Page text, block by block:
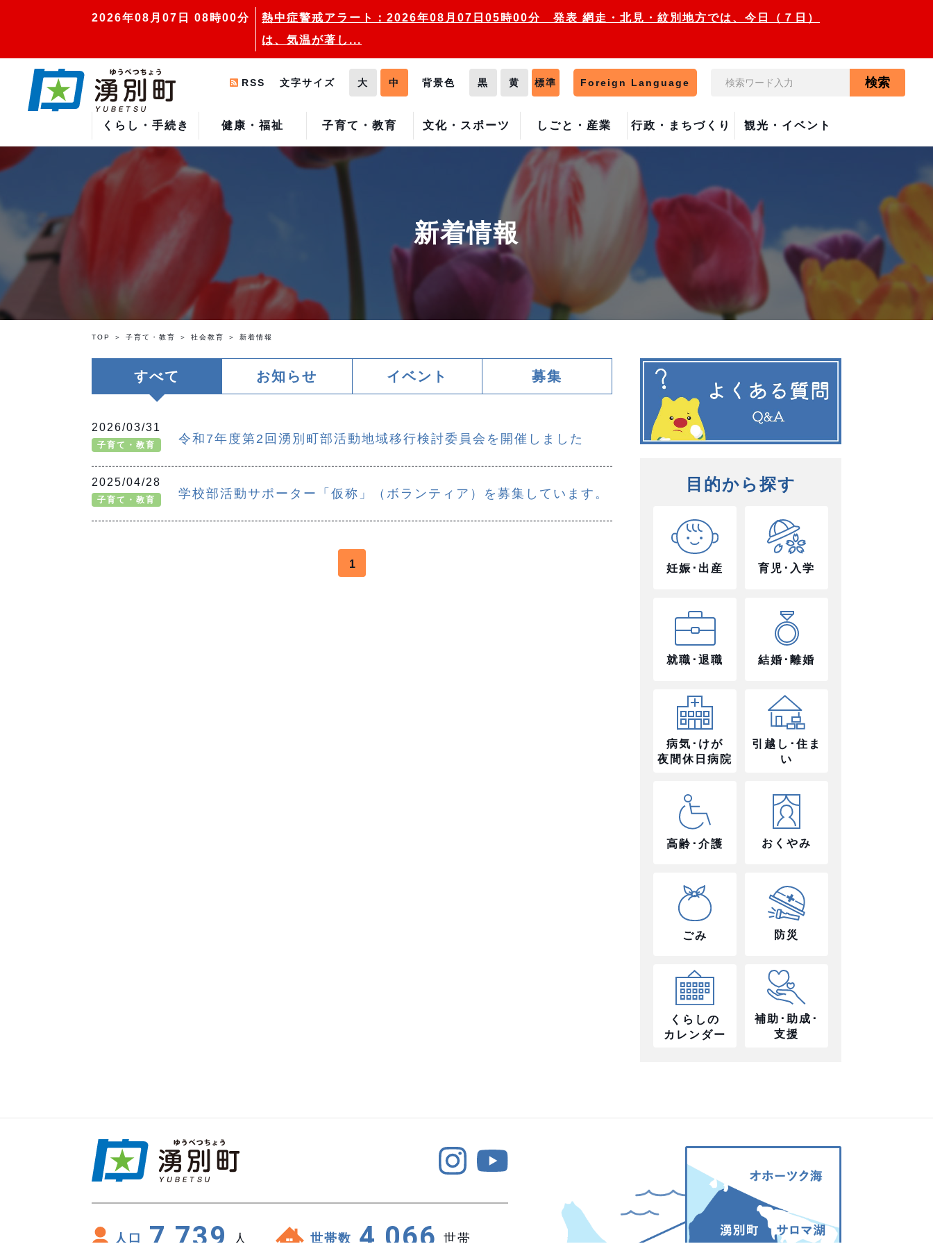
2026年08月07日 08時00分
熱中症警戒アラート：2026年08月07日05時00分 発表 網走・北見・紋別地方では、今日（７日）
は、気温が著し...
くらし・手続き 健康・福祉 子育て・教育 文化・スポーツ しごと・産業 行政・まちづくり 観光・イベント
RSS 文字サイズ 大 中 背景色 黒 黄 標準 Foreign Language 検索
新着情報
TOP 子育て・教育 社会教育 新着情報
すべて お知らせ イベント 募集
2026/03/31
子育て・教育 令和7年度第2回湧別町部活動地域移行検討委員会を開催しました
2025/04/28
子育て・教育 学校部活動サポーター「仮称」（ボランティア）を募集しています。
1
目的から探す
妊娠･出産 育児･入学
就職･退職 結婚･離婚
病気･けが
夜間休日病院
引越し･住ま
い
高齢･介護 おくやみ
ごみ 防災
くらしの
カレンダー
補助･助成･
支援
人口 7,739 人 世帯数 4,066 世帯